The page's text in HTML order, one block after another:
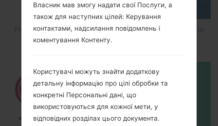
How to Flash Stock Firmware on LG Smartphone
using LG UP?
Власник мав змогу надати свої Послуги, а
також для наступних цілей: Керування
контактами, надсилання повідомлень і
коментування Контенту.
Користувачі можуть знайти додаткову
детальну інформацію про цілі обробки та
конкретні Персональні дані, що
використовуються для кожної мети, у
відповідних розділах цього документа.